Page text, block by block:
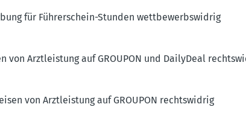
für Führer­schein-Stunden wettbe­werbs­widrig
von Arztleistung auf GROUPON und DailyDeal
von Arztleistung auf GROUPON rechts­widrig